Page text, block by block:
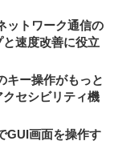
ットワーク通信の
速度改善に役立
キー操作がもっと
セシビリティ機
GUI画面を操作す